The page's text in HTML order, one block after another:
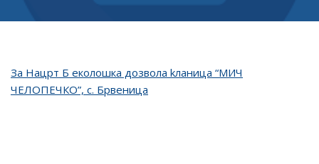
За Нацрт Б еколошка дозвола kланица “МИЧ
ЧЕЛОПЕЧКО”, с. Брвеница